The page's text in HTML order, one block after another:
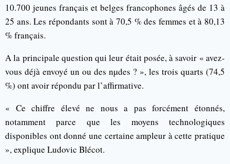
10.700 jeunes français et belges francophones âgés de 13 à
25 ans. Les répondants sont à 70,5 % des femmes et à 80,13
% français.
A la principale question qui leur était posée, à savoir « avez-
vous déjà envoyé un ou des nµdes ? », les trois quarts (74,5
%) ont avoir répondu par l’affirmative.
« Ce chiffre élevé ne nous a pas forcément étonnés,
notamment parce que les moyens technologiques
disponibles ont donné une certaine ampleur à cette pratique
», explique Ludovic Blécot.